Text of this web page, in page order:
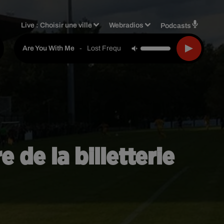
Live :Choisir une ville Webradios Podcasts
Are You With Me - Lost Frequencies
de la billetterie